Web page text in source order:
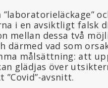
i en avsiktligt falsk
mellan dessa två
därmed vad som
målsättning: att
glädjas över
avsnitt.